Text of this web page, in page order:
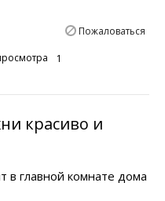
Пожаловаться
1
красиво и
в главной комнате дома